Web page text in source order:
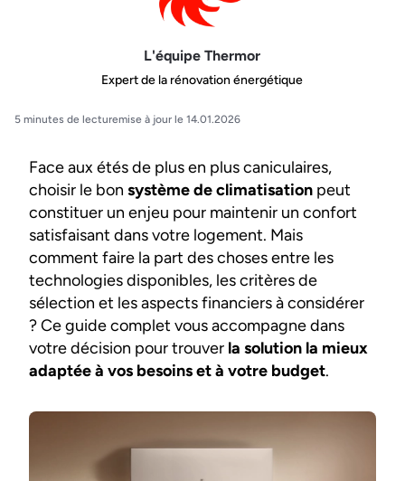
L'équipe Thermor
Expert de la rénovation énergétique
5 minutes de lecturemise à jour le 14.01.2026
Face aux étés de plus en plus caniculaires,
choisir le bon système de climatisation peut
constituer un enjeu pour maintenir un confort
satisfaisant dans votre logement. Mais
comment faire la part des choses entre les
technologies disponibles, les critères de
sélection et les aspects financiers à considérer
? Ce guide complet vous accompagne dans
votre décision pour trouver la solution la mieux
adaptée à vos besoins et à votre budget.